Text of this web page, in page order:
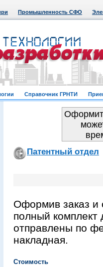
Промышленность СФО
Справочник ГРНТИ
Патентный отдел
Оформив заказ и
полный комплект
отправлены по
накладная.
Стоимость